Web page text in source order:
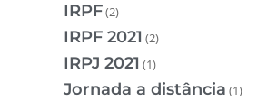
IRPF(2)
IRPF 2021 (2)
IRPJ 2021 (1)
Jornada a distância (1)